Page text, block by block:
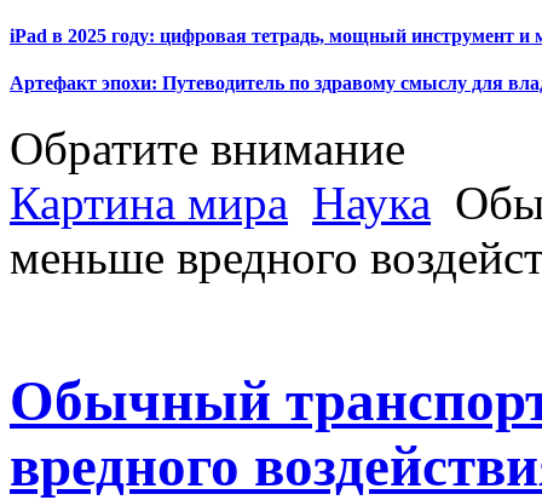
iPad в 2025 году: цифровая тетрадь, мощный инструмент и
Артефакт эпохи: Путеводитель по здравому смыслу для
Обратите внимание
Картина мира Наука
меньше вредного
Обычный
вредного